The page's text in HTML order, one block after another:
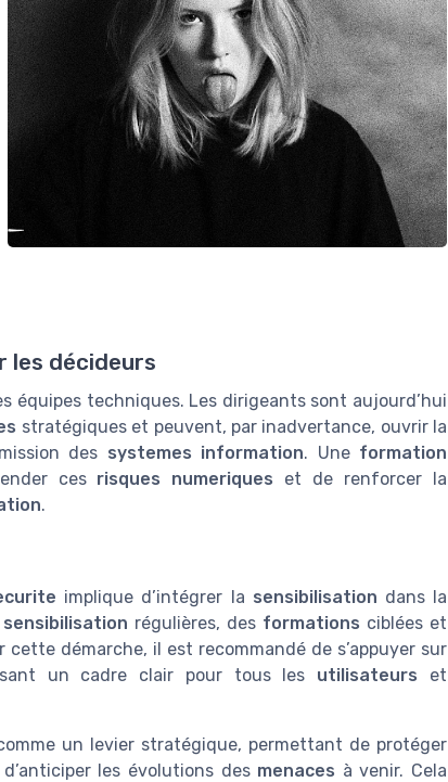
les décideurs
équipes techniques. Les dirigeants sont aujourd’hui
stratégiques et peuvent, par inadvertance, ouvrir la
des systemes information. Une formation
ces risques numeriques et de renforcer la
.
implique d’intégrer la sensibilisation dans la
régulières, des formations ciblées et
démarche, il est recommandé de s’appuyer sur
un cadre clair pour tous les utilisateurs et
un levier stratégique, permettant de protéger
les évolutions des menaces à venir. Cela